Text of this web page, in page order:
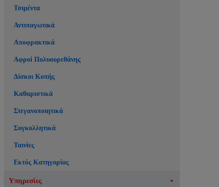
Τσιμέντα
Αντιπαγωτικά
Αποφρακτικά
Αφροί Πολυουρεθάνης
Δίσκοι Κοπής
Καθαριστικά
Στεγανοποιητικά
Συγκολλητικά
Ταινίες
Εκτός Κατηγορίας
Υπηρεσίες